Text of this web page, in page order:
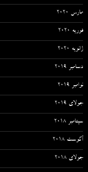
مارس 2020
فوریه 2020
ژانویه 2020
دسامبر 2019
نوامبر 2019
جولای 2019
سپتامبر 2018
آگوست 2018
جولای 2018